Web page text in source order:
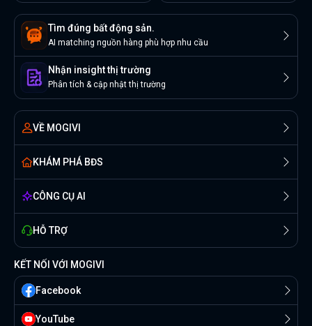
Tìm đúng bất động sản.
AI matching nguồn hàng phù hợp nhu cầu
Nhận insight thị trường
Phân tích & cập nhật thị trường
VỀ MOGIVI
KHÁM PHÁ BĐS
CÔNG CỤ AI
HỖ TRỢ
KẾT NỐI VỚI MOGIVI
Facebook
YouTube